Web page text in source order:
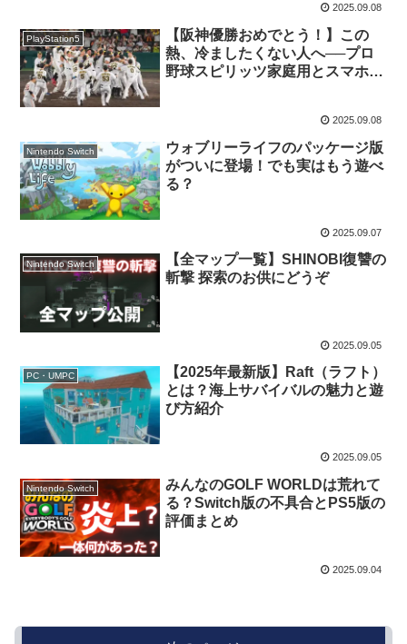
2025.09.08
PlayStation5
【阪神優勝おめでとう！】この
熱、冷ましたくない人へ──プロ
野球スピリッツ家庭用とスマホ版
2025.09.08
Nintendo Switch
ウォブリーライフのパッケージ版
がついに登場！でも実はもう遊べ
る？
2025.09.07
Nintendo Switch
【全マップ一覧】SHINOBI復讐の
斬撃 探索のお供にどうぞ
2025.09.05
PC・UMPC
【2025年最新版】Raft（ラフト）
とは？海上サバイバルの魅力と遊
び方紹介
2025.09.05
Nintendo Switch
みんなのGOLF WORLDは荒れて
る？Switch版の不具合とPS5版の
評価まとめ
2025.09.04